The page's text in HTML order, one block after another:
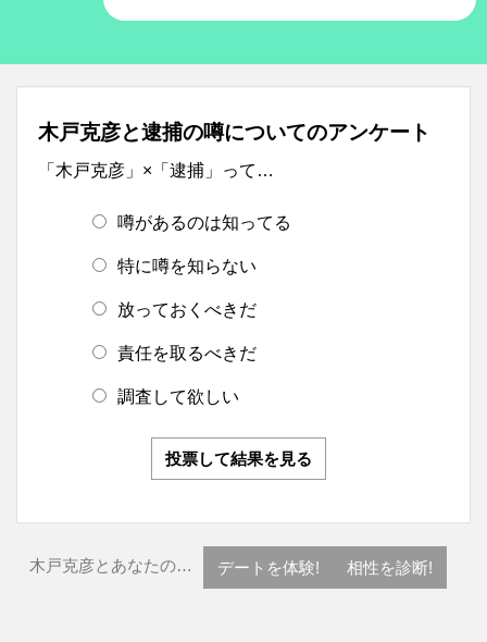
木戸克彦と逮捕の噂についてのアンケート
「木戸克彦」×「逮捕」って…
噂があるのは知ってる
特に噂を知らない
放っておくべきだ
責任を取るべきだ
調査して欲しい
投票して結果を見る
木戸克彦とあなたの… デートを体験! 相性を診断!